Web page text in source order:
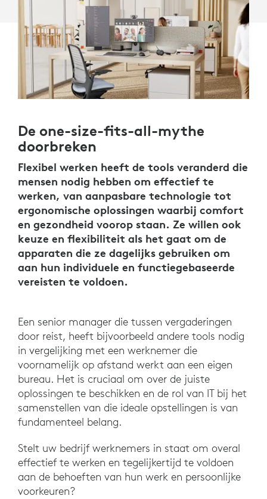
De one-size-fits-all-mythe
doorbreken
Flexibel werken heeft de tools veranderd die
mensen nodig hebben om effectief te
werken, van aanpasbare technologie tot
ergonomische oplossingen waarbij comfort
en gezondheid voorop staan. Ze willen ook
keuze en flexibiliteit als het gaat om de
apparaten die ze dagelijks gebruiken om
aan hun individuele en functiegebaseerde
vereisten te voldoen.
Een senior manager die tussen vergaderingen
door reist, heeft bijvoorbeeld andere tools nodig
in vergelijking met een werknemer die
voornamelijk op afstand werkt aan een eigen
bureau. Het is cruciaal om over de juiste
oplossingen te beschikken en de rol van IT bij het
samenstellen van die ideale opstellingen is van
fundamenteel belang.
Stelt uw bedrijf werknemers in staat om overal
effectief te werken en tegelijkertijd te voldoen
aan de behoeften van hun werk en persoonlijke
voorkeuren?